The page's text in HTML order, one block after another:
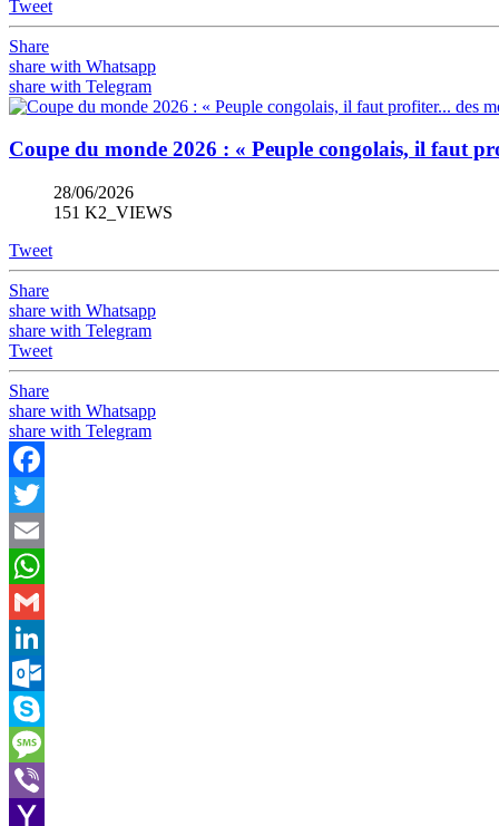
Tweet
Share
share with Whatsapp
share with Telegram
Coupe du monde 2026 : « Peuple congolais, il faut
28/06/2026
151 K2_VIEWS
Tweet
Share
share with Whatsapp
share with Telegram
Tweet
Share
share with Whatsapp
share with Telegram
Facebook
Twitter
Email
WhatsApp
Gmail
LinkedIn
Outlook.com
Skype
Message
Viber